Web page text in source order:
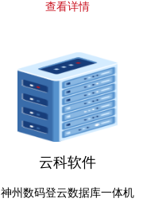
查看详情
云科软件
神州数码登云数据库一体机